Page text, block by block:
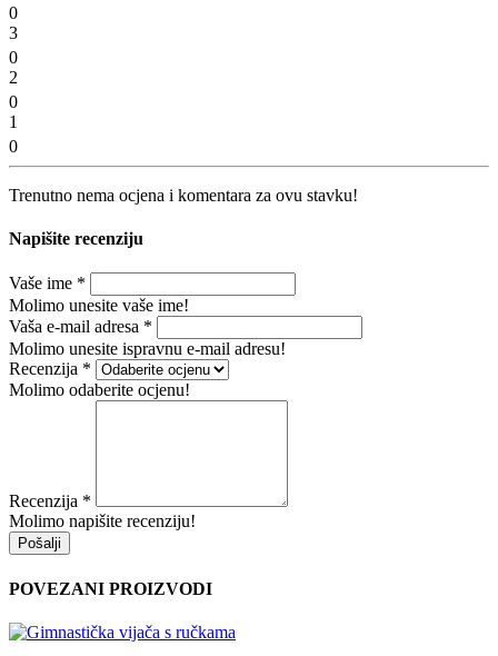
0
3
0
2
0
1
0
Trenutno nema ocjena i komentara za ovu stavku!
Napišite recenziju
Vaše ime *
Molimo unesite vaše ime!
Vaša e-mail adresa *
Molimo unesite ispravnu e-mail adresu!
Recenzija *
Molimo odaberite ocjenu!
Recenzija *
Molimo napišite recenziju!
Pošalji
POVEZANI PROIZVODI